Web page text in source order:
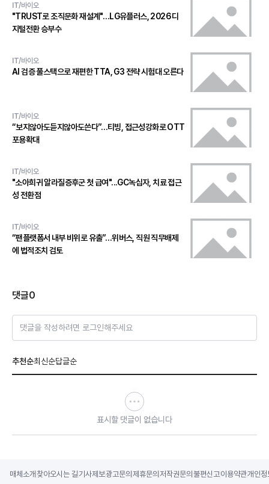
IT/바이오
"TRUST로 조직문화 재설계"…LG유플러스, 2026 디
지털전환 승부수
IT/바이오
AI 검증 풀스택으로 재편한 TTA, G3 전략 시험대 오른다
IT/바이오
“보지않아도듣지않아도쓴다”…티빙, 접근성강화로 OTT
포용확대
IT/바이오
"소아희귀 알라질증후군 첫 급여"...GC녹십자, 치료 접근
성 전환점
IT/바이오
“팬플랫폼서 내부 비위로 유출”…위버스, 직원 직무배제
에 법적조치 검토
댓글0
댓글을 작성하려면 로그인해주세요
추천순최신순답글순
표시할 댓글이 없습니다
매체소개 찾아오시는 길기사제보광고문의 제휴문의 저작권문의 불편신고이용약관개인정